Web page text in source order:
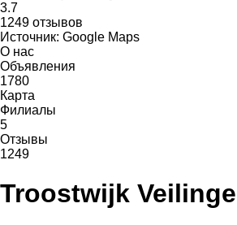
3.7
1249 отзывов
Источник: Google Maps
О нас
Объявления
1780
Карта
Филиалы
5
Отзывы
1249
Troostwijk